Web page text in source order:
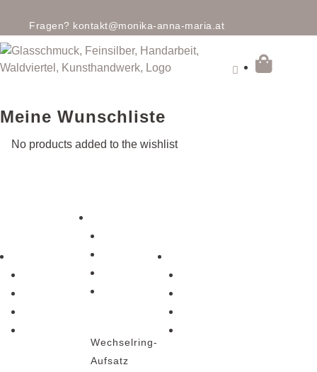
Fragen? kontakt@monika-anna-maria.at

Meine Wunschliste
No products added to the wishlist
Wechselring-
Aufsatz